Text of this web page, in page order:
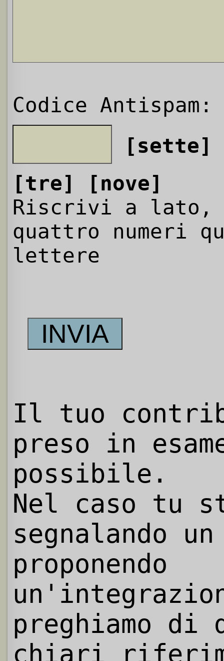
Codice Antispam:
[sette]
[tre]
[nove]
Riscrivi a
quattro numeri
lettere
Il tuo
preso in
possibile.
Nel caso tu
segnalando
proponendo
preghiamo
chiari